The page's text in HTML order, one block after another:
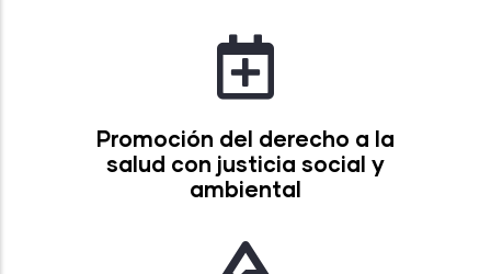
Promoción del derecho a la
salud con justicia social y
ambiental